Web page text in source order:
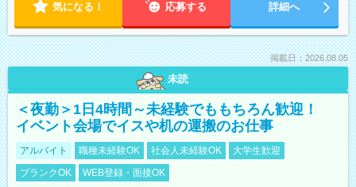
気になる！ 応募する 詳細へ
掲載日：2026.08.05
未読
＜夜勤＞1日4時間～未経験でももちろん歓迎！
イベント会場でイスや机の運搬のお仕事
アルバイト 職種未経験OK 社会人未経験OK
大学生歓迎
ブランクOK
WEB登録・面接OK